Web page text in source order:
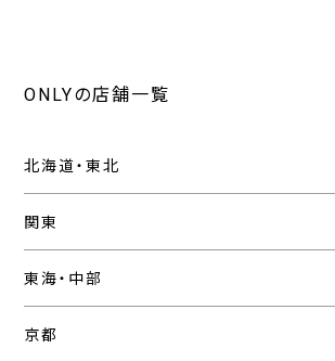
ONLYの店舗一覧
北海道・東北
関東
東海・中部
京都